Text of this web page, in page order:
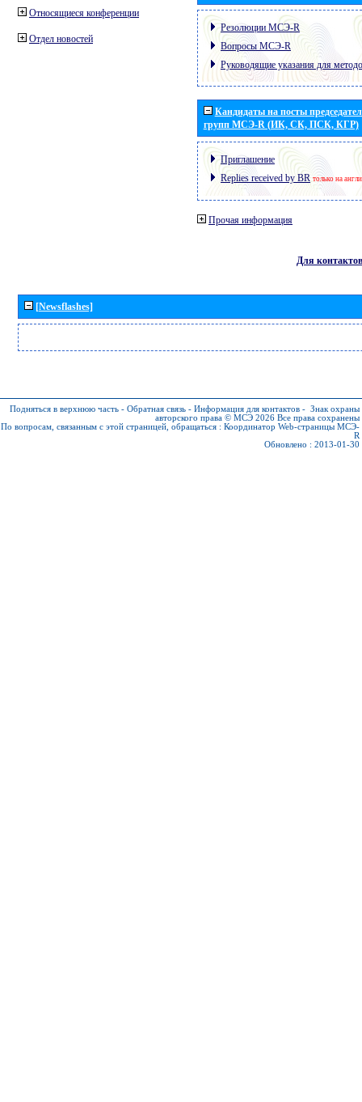
Относящиеся конференции
Отдел новостей
Резолюции МСЭ-R
Вопросы МСЭ-R
Руководящие указания для
Кандидаты на посты
групп МСЭ-R (ИК, СК, ПСК, КГР)
Приглашение
Replies received by BR только на
Прочая информация
Для контактов
[Newsflashes]
Подняться в верхнюю часть - Обратная связь - Информация для контактов - Знак охраны
авторского права © МСЭ 2026 Все права сохранены
По вопросам, связанным с этой страницей, обращаться : Координатор Web-страницы МСЭ-
R
Обновлено : 2013-01-30